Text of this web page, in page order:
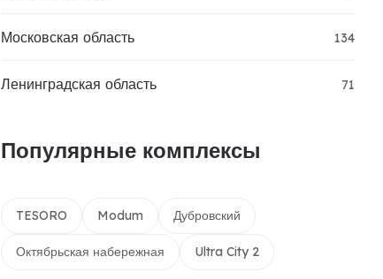
Московская область 134
Ленинградская область 71
Популярные комплексы
TESORO Modum Дубровский
Октябрьская набережная Ultra City 2